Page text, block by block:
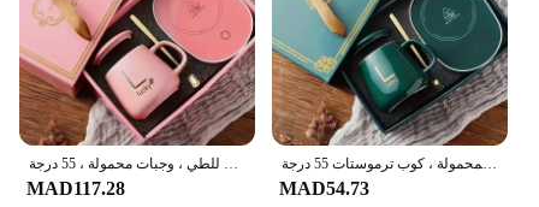
كوب سيراميك دافئ مع ملعقة ومجموعة حقيبة تخزين ، كوب ترموستات ، صندوق هدايا ، ملعقة قابلة للطي ، وجبات محمولة ، 55 درجة
MAD117.28
كوب سيراميك مع ملعقة ومجموعة حقيبة تخزين ، علبة هدايا ، ملعقة قابلة للطي للوجبات المحمولة ، كوب ترموستات 55 درجة
MAD54.73